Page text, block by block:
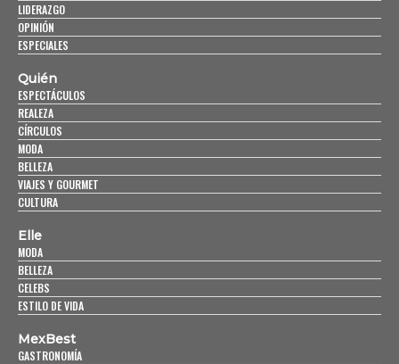
LIDERAZGO
OPINIÓN
ESPECIALES
Quién
ESPECTÁCULOS
REALEZA
CÍRCULOS
MODA
BELLEZA
VIAJES Y GOURMET
CULTURA
Elle
MODA
BELLEZA
CELEBS
ESTILO DE VIDA
MexBest
GASTRONOMÍA